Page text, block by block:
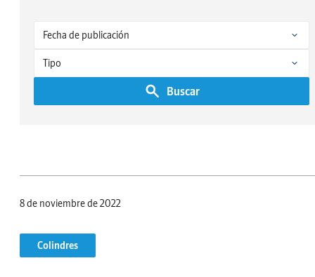
Buscar
8 de noviembre de 2022
Colindres